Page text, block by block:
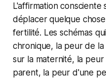
L'affirmation
déplacer quelque
fertilité. Les schémas
chronique, la peur de la
sur la maternité, la
parent, la peur d'une